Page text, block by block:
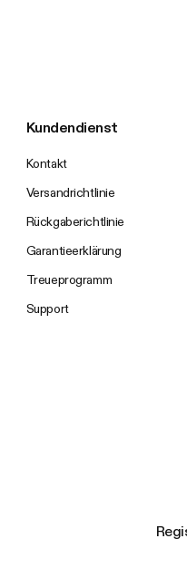
Kundendienst
Kontakt
Versandrichtlinie
Rückgaberichtlinie
Garantieerklärung
Treueprogramm
Support